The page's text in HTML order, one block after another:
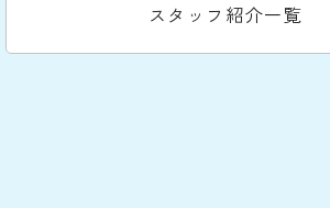
スタッフ紹介一覧